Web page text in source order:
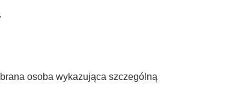
osoba wykazująca szczególną